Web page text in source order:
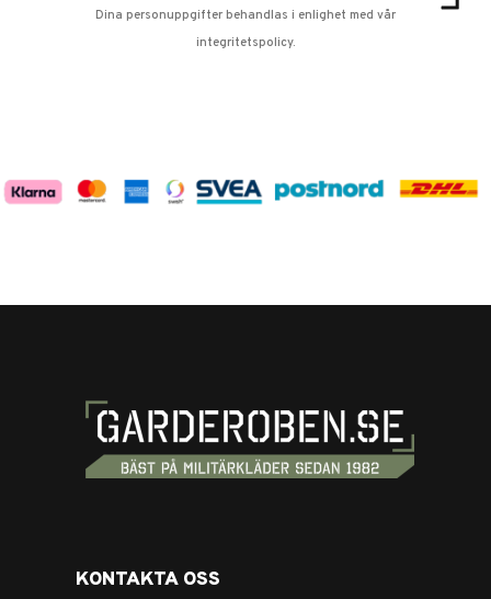
Dina personuppgifter behandlas i enlighet med vår
integritetspolicy.
KONTAKTA OSS